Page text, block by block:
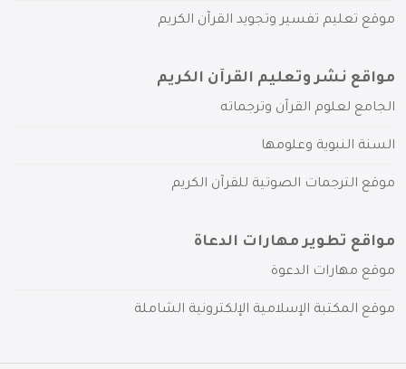
موقع تعليم تفسير وتجويد القرآن الكريم
مواقع نشر وتعليم القرآن الكريم
الجامع لعلوم القرآن وترجماته
السنة النبوية وعلومها
موقع الترجمات الصوتية للقرآن الكريم
مواقع تطوير مهارات الدعاة
موقع مهارات الدعوة
موقع المكتبة الإسلامية الإلكترونية الشاملة